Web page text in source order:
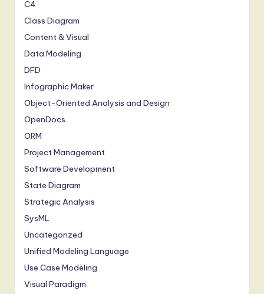
C4
Class Diagram
Content & Visual
Data Modeling
DFD
Infographic Maker
Object-Oriented Analysis and Design
OpenDocs
ORM
Project Management
Software Development
State Diagram
Strategic Analysis
SysML
Uncategorized
Unified Modeling Language
Use Case Modeling
Visual Paradigm